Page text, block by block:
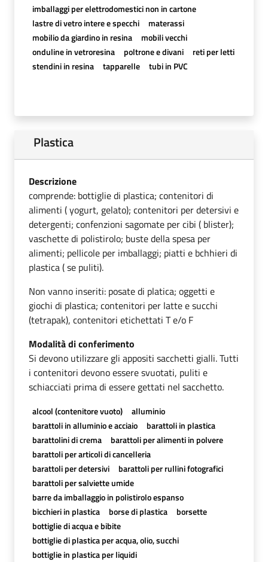
imballaggi per elettrodomestici non in cartone
lastre di vetro intere e specchi
materassi
mobilio da giardino in resina
mobili vecchi
onduline in vetroresina
poltrone e divani
reti per letti
stendini in resina
tapparelle tubi in PVC
Plastica
Descrizione
comprende: bottiglie di plastica; contenitori di
alimenti ( yogurt, gelato); contenitori per detersivi e
detergenti; confenzioni sagomate per cibi ( blister);
vaschette di polistirolo; buste della spesa per
alimenti; pellicole per imballaggi; piatti e bchhieri di
plastica ( se puliti).
Non vanno inseriti: posate di platica; oggetti e
giochi di plastica; contenitori per latte e succhi
(tetrapak), contenitori etichettati T e/o F
Modalità di conferimento
Si devono utilizzare gli appositi sacchetti gialli. Tutti
i contenitori devono essere svuotati, puliti e
schiacciati prima di essere gettati nel sacchetto.
alcool (contenitore vuoto)
alluminio
barattoli in alluminio e acciaio
barattoli in plastica
barattolini di crema
barattoli per alimenti in polvere
barattoli per articoli di cancelleria
barattoli per detersivi
barattoli per rullini fotografici
barattoli per salviette umide
barre da imballaggio in polistirolo espanso
bicchieri in plastica
borse di plastica
borsette
bottiglie di acqua e bibite
bottiglie di plastica per acqua, olio, succhi
bottiglie in plastica per liquidi